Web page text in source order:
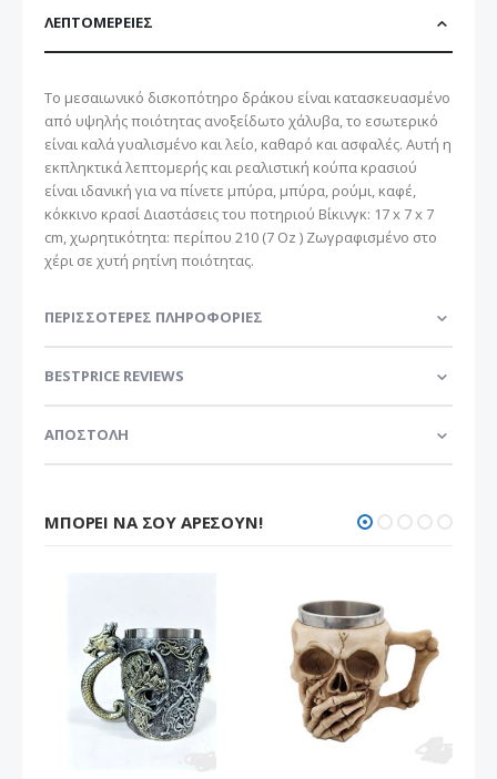
ΛΕΠΤΟΜΈΡΕΙΕΣ
Το μεσαιωνικό δισκοπότηρο δράκου είναι κατασκευασμένο
από υψηλής ποιότητας ανοξείδωτο χάλυβα, το εσωτερικό
είναι καλά γυαλισμένο και λείο, καθαρό και ασφαλές. Αυτή η
εκπληκτικά λεπτομερής και ρεαλιστική κούπα κρασιού
είναι ιδανική για να πίνετε μπύρα, μπύρα, ρούμι, καφέ,
κόκκινο κρασί Διαστάσεις του ποτηριού Βίκινγκ: 17 x 7 x 7
cm, χωρητικότητα: περίπου 210 (7 Oz ) Ζωγραφισμένο στο
χέρι σε χυτή ρητίνη ποιότητας.
ΠΕΡΙΣΣΌΤΕΡΕΣ ΠΛΗΡΟΦΟΡΊΕΣ
BESTPRICE REVIEWS
ΑΠΟΣΤΟΛΗ
ΜΠΟΡΕΊ ΝΑ ΣΟΥ ΑΡΈΣΟΥΝ!